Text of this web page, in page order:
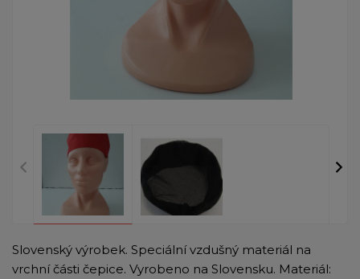
Slovenský výrobek. Speciální vzdušný materiál na
vrchní části čepice. Vyrobeno na Slovensku. Materiál: